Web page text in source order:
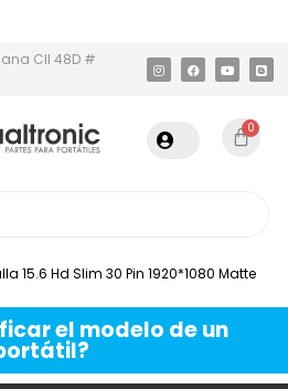
Cll 48D #
0
15.6 Hd Slim 30 Pin 1920*1080 Matte
el modelo de un